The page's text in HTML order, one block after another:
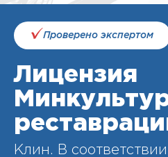
Проверено экспертом
Лицензия
Клин. В